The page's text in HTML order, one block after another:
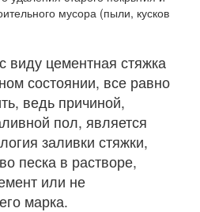
мусора (пыли, кусков
виду цементная стяжка
состоянии, все равно
ведь причиной,
пол, является
заливки стяжки,
песка в растворе,
или не
марка.